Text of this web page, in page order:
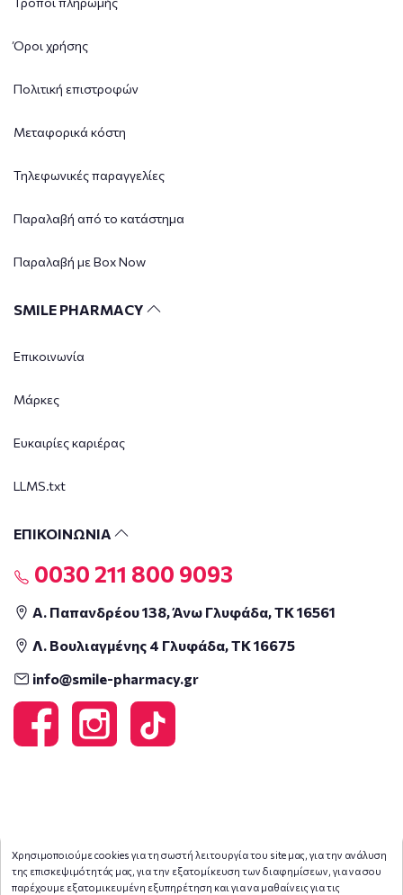
Χρησιμοποιούμε cookies για τη σωστή λειτουργία του site μας, για την ανάλυση
της επισκεψιμότητάς μας, για την εξατομίκευση των διαφημίσεων, για να σου
παρέχουμε εξατομικευμένη εξυπηρέτηση και για να μαθαίνεις για τις
Όροι χρήσης
Πολιτική επιστροφών
Μεταφορικά κόστη
Τηλεφωνικές παραγγελίες
Παραλαβή από το κατάστημα
Παραλαβή με Box Now
SMILE PHARMACY
Επικοινωνία
Μάρκες
Ευκαιρίες καριέρας
LLMS.txt
ΕΠΙΚΟΙΝΩΝΙΑ
0030 211 800 9093
Α. Παπανδρέου 138, Άνω Γλυφάδα, ΤΚ 16561
Λ. Βουλιαγμένης 4 Γλυφάδα, ΤΚ 16675
info@smile-pharmacy.gr